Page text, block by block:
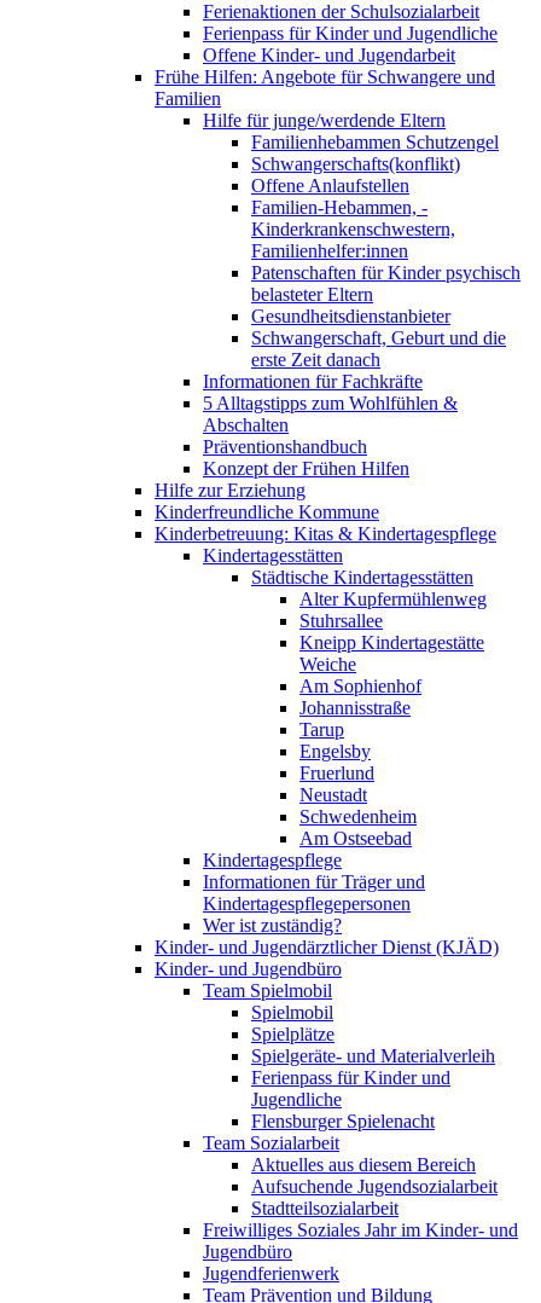
Ferienaktionen der Schulsozialarbeit
Ferienpass für Kinder und Jugendliche
Offene Kinder- und Jugendarbeit
Frühe Hilfen: Angebote für Schwangere und
Familien
Hilfe für junge/werdende Eltern
Familienhebammen Schutzengel
Schwangerschafts(konflikt)
Offene Anlaufstellen
Familien-Hebammen, -
Kinderkrankenschwestern,
Familienhelfer:innen
Patenschaften für Kinder psychisch
belasteter Eltern
Gesundheitsdienstanbieter
Schwangerschaft, Geburt und die
erste Zeit danach
Informationen für Fachkräfte
5 Alltagstipps zum Wohlfühlen &
Abschalten
Präventionshandbuch
Konzept der Frühen Hilfen
Hilfe zur Erziehung
Kinderfreundliche Kommune
Kinderbetreuung: Kitas & Kindertagespflege
Kindertagesstätten
Städtische Kindertagesstätten
Alter Kupfermühlenweg
Stuhrsallee
Kneipp Kindertagestätte
Weiche
Am Sophienhof
Johannisstraße
Tarup
Engelsby
Fruerlund
Neustadt
Schwedenheim
Am Ostseebad
Kindertagespflege
Informationen für Träger und
Kindertagespflegepersonen
Wer ist zuständig?
Kinder- und Jugendärztlicher Dienst (KJÄD)
Kinder- und Jugendbüro
Team Spielmobil
Spielmobil
Spielplätze
Spielgeräte- und Materialverleih
Ferienpass für Kinder und
Jugendliche
Flensburger Spielenacht
Team Sozialarbeit
Aktuelles aus diesem Bereich
Aufsuchende Jugendsozialarbeit
Stadtteilsozialarbeit
Freiwilliges Soziales Jahr im Kinder- und
Jugendbüro
Jugendferienwerk
Team Prävention und Bildung